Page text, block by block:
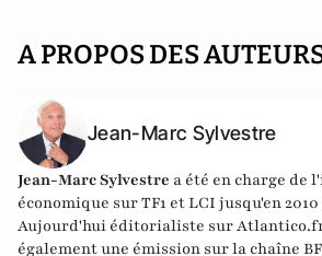
A PROPOS DES
Jean-Marc Sylvestre
Jean-Marc Sylvestre a été en charge de
économique sur TF1 et LCI jusqu'en
Aujourd'hui éditorialiste sur
également une émission sur la chaîne